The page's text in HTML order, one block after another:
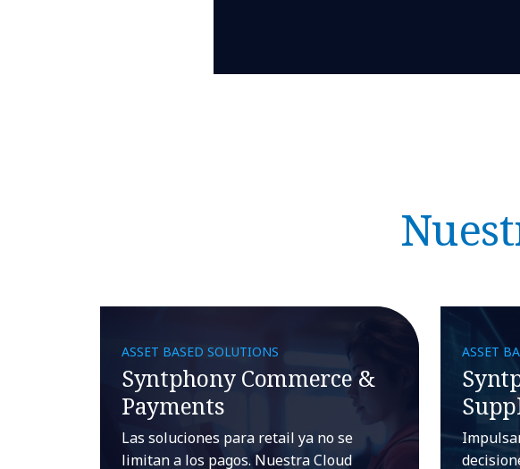
ASSET BASED SOLUTIONS
Syntphony Commerce &
Payments
Las soluciones para retail ya no se
limitan a los pagos. Nuestra Cloud
ASSET